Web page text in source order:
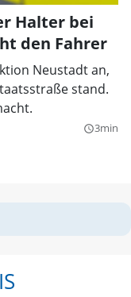
Halter bei
den Fahrer
Neustadt an,
stand.
query_builder3min